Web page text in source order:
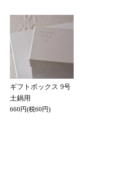
ギフトボックス 9号
土鍋用
660円(税60円)